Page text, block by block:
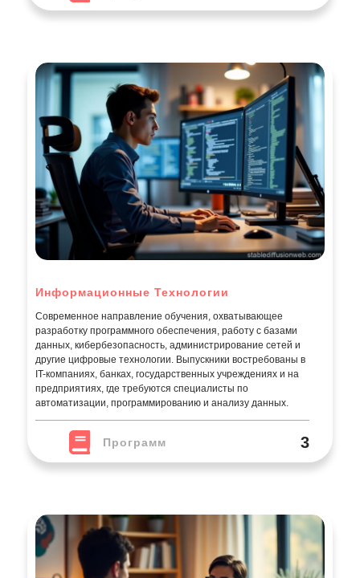
Информационные Технологии
Современное направление обучения, охватывающее
разработку программного обеспечения, работу с базами
данных, кибербезопасность, администрирование сетей и
другие цифровые технологии. Выпускники востребованы в
IT-компаниях, банках, государственных учреждениях и на
предприятиях, где требуются специалисты по
автоматизации, программированию и анализу данных.
Программ 3